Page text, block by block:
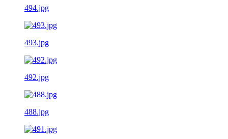
494.jpg
493.jpg
492.jpg
488.jpg